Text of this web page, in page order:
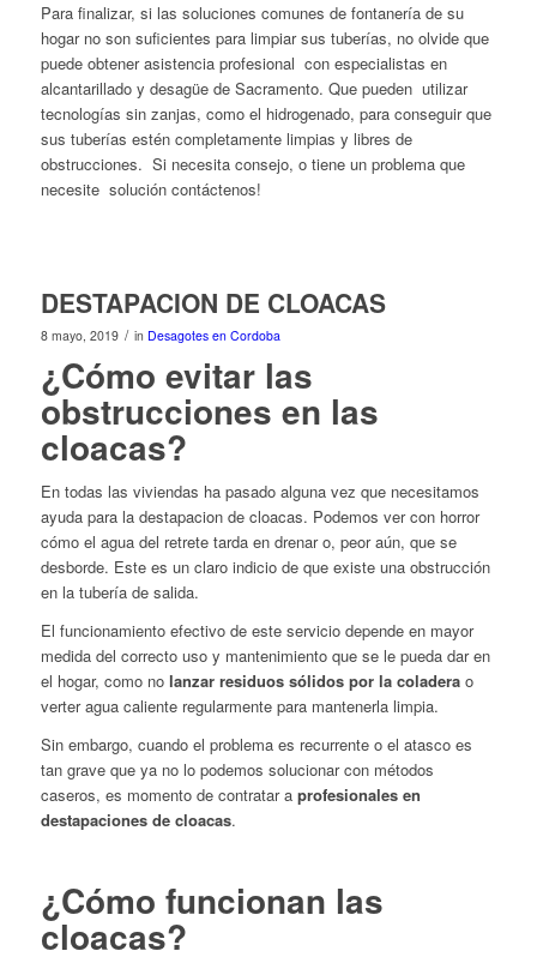
Para finalizar, si las soluciones comunes de fontanería de su
hogar no son suficientes para limpiar sus tuberías, no olvide que
puede obtener asistencia profesional con especialistas en
alcantarillado y desagüe de Sacramento. Que pueden utilizar
tecnologías sin zanjas, como el hidrogenado, para conseguir que
sus tuberías estén completamente limpias y libres de
obstrucciones. Si necesita consejo, o tiene un problema que
necesite solución contáctenos!
DESTAPACION DE CLOACAS
8 mayo, 2019 / in Desagotes en Cordoba
¿Cómo evitar las
obstrucciones en las
cloacas?
En todas las viviendas ha pasado alguna vez que necesitamos
ayuda para la destapacion de cloacas. Podemos ver con horror
cómo el agua del retrete tarda en drenar o, peor aún, que se
desborde. Este es un claro indicio de que existe una obstrucción
en la tubería de salida.
El funcionamiento efectivo de este servicio depende en mayor
medida del correcto uso y mantenimiento que se le pueda dar en
el hogar, como no lanzar residuos sólidos por la coladerao
verter agua caliente regularmente para mantenerla limpia.
Sin embargo, cuando el problema es recurrente o el atasco es
tan grave que ya no lo podemos solucionar con métodos
caseros, es momento de contratar a profesionales en
destapaciones de cloacas.
¿Cómo funcionan las
cloacas?